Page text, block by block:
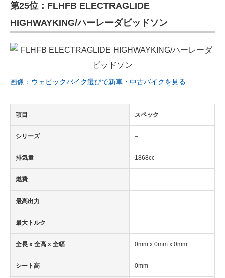
第25位：FLHFB ELECTRAGLIDE
HIGHWAYKING/ハーレーダビッドソン
画像：ウェビックバイク選びで新車・中古バイクを見る
項目 スペック
シリーズ –
排気量 1868cc
燃費
最高出力
最大トルク
全長 x 全高 x 全幅 0mm x 0mm x 0mm
シート高 0mm